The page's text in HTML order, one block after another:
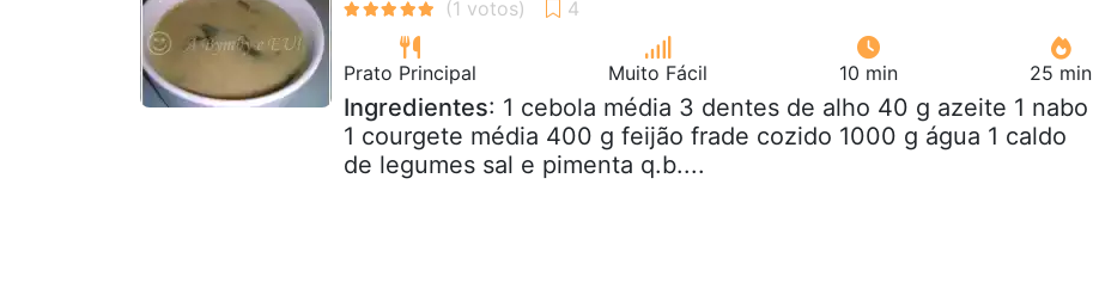
Prato Principal Muito Fácil 10 min 25 min
Ingredientes: 1 cebola média 3 dentes de alho 40 g azeite 1 nabo
1 courgete média 400 g feijão frade cozido 1000 g água 1 caldo
de legumes sal e pimenta q.b....